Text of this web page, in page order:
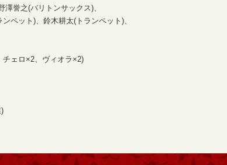
誉之(バリトンサックス)、
ペット)、鈴木耕太(トランペット)、
ェロ×2、ヴィオラ×2)